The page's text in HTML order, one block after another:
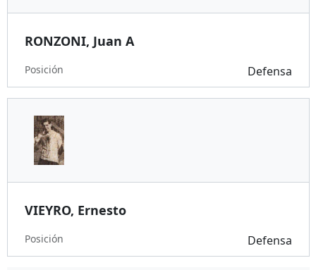
RONZONI, Juan A
Posición Defensa
VIEYRO, Ernesto
Posición Defensa